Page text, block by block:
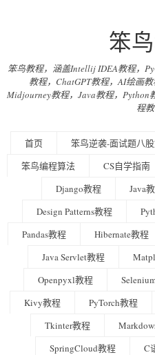
笨
笨鸟教程，涵盖Intellij IDEA教程，
教程，ChatGPT教程，AI绘画
Midjourney教程，Java教程，
程教
首页 笨鸟逆袭-面试题八
笨鸟编程算法
CS自学指南
Django教程
Java
Design Patterns教程
Pandas教程
Hibernate教程
Java Servlet教程
Openpyxl教程
Kivy教程
PyTorch教程
Tkinter教程
SpringCloud教程
C